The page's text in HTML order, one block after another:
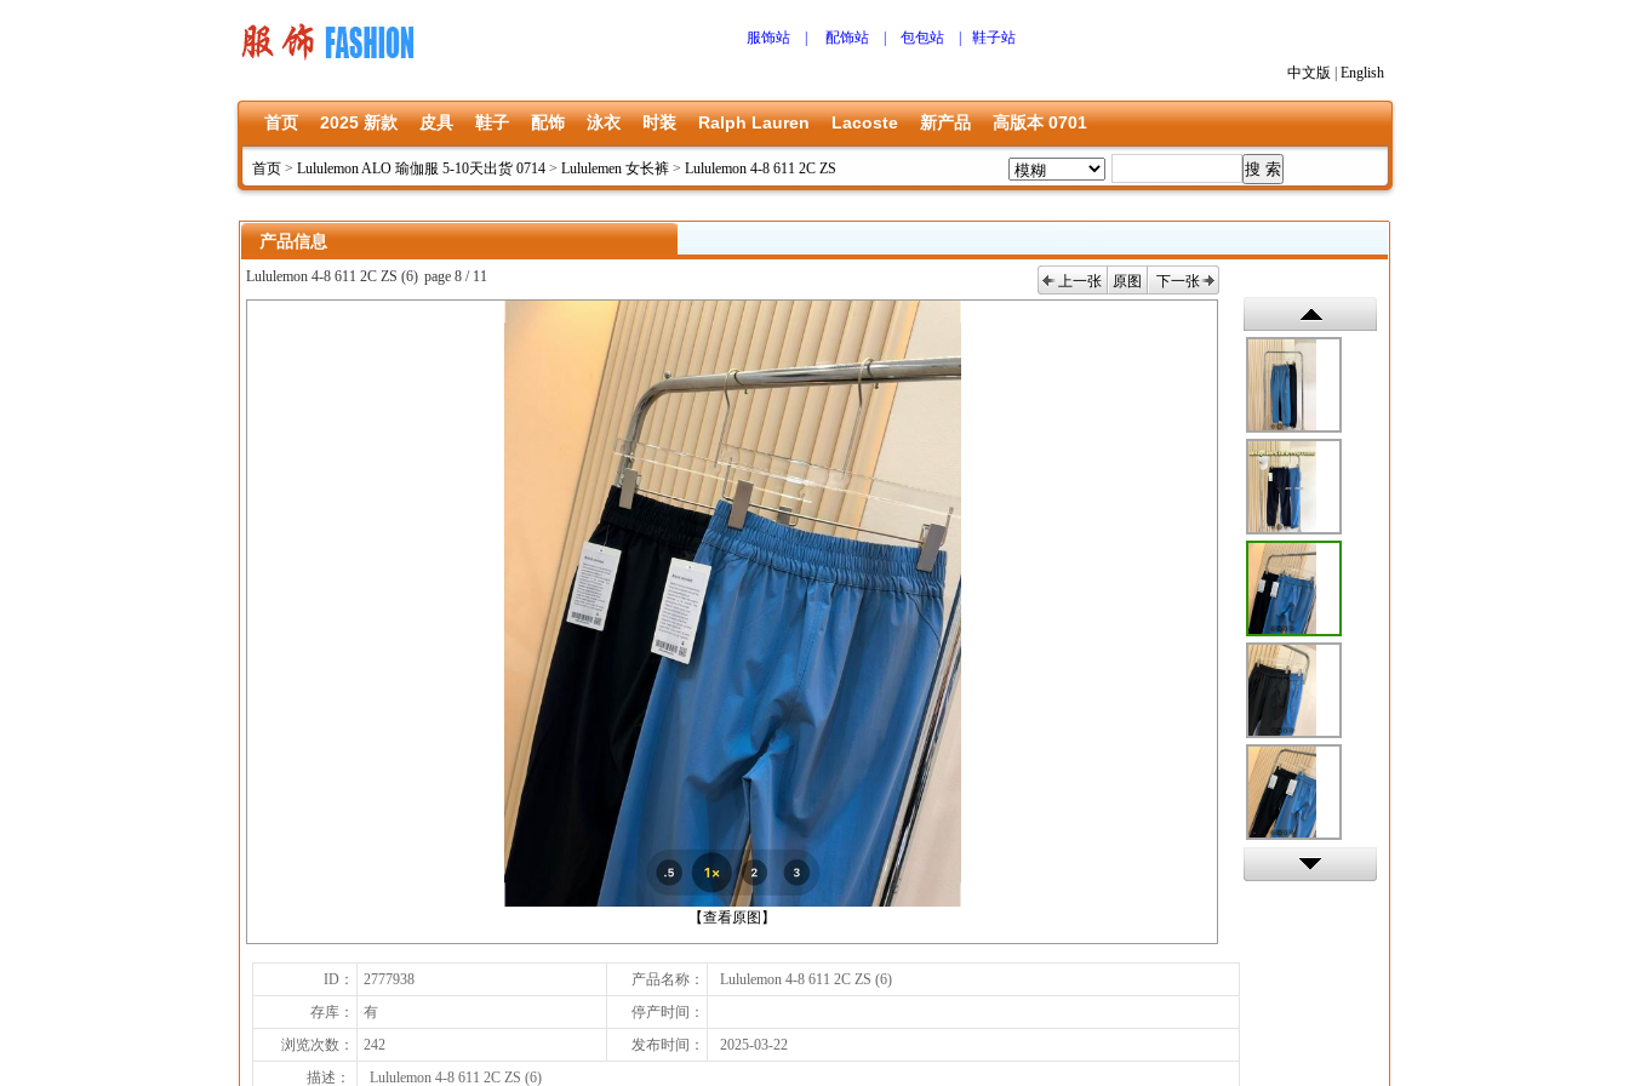
服饰站 配饰站 包包站 鞋子站
中文版 English
首页 2025 新款 皮具 鞋子 配饰 泳衣 时装 Ralph Lauren Lacoste 新产品 高版本 0701
首页 > Lululemon ALO 瑜伽服 5-10天出货 0714 > Lululemen 女长裤 > Lululemon 4-8 611 2C ZS
产品信息
Lululemon 4-8 611 2C ZS (6) page 8 / 11 上一张 原图 下一张
【查看原图】
上一张
下一张
ID： 2777938 产品名称：
Lululemon 4-8 611 2C ZS (6)
存库：
有
停产时间：
浏览次数：
242 发布时间：
2025-03-22
描述：
Lululemon 4-8 611 2C ZS (6)